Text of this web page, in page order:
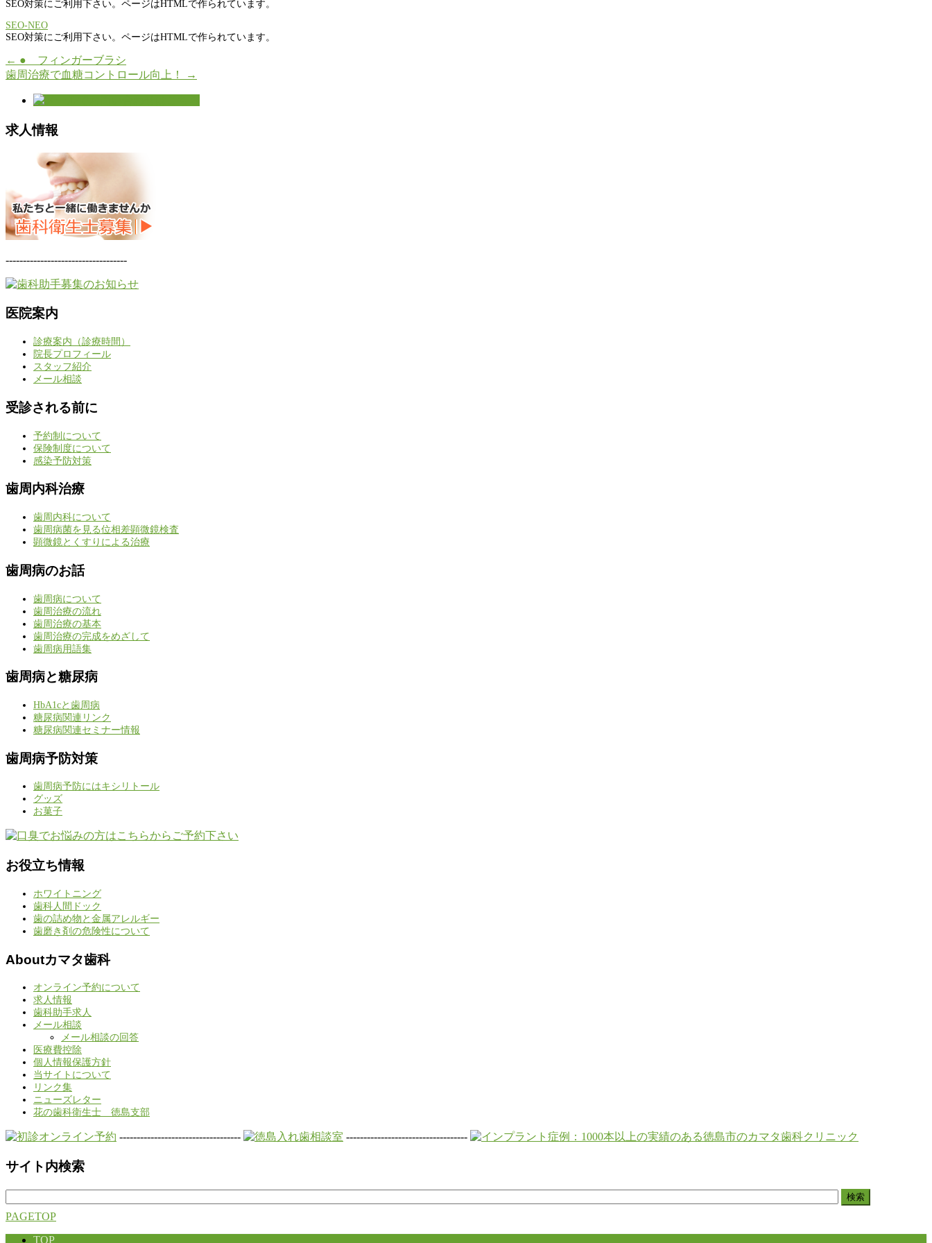
SEO対策にご利用下さい。ページはHTMLで作られています。
SEO-NEO
SEO対策にご利用下さい。ページはHTMLで作られています。
← ● フィンガーブラシ
歯周治療で血糖コントロール向上！
→
求人情報
-----------------------------------
医院案内
診療案内（診療時間）
院長プロフィール
スタッフ紹介
メール相談
受診される前に
予約制について
保険制度について
感染予防対策
歯周内科治療
歯周内科について
歯周病菌を見る位相差顕微鏡検査
顕微鏡とくすりによる治療
歯周病のお話
歯周病について
歯周治療の流れ
歯周治療の基本
歯周治療の完成をめざして
歯周病用語集
歯周病と糖尿病
HbA1cと歯周病
糖尿病関連リンク
糖尿病関連セミナー情報
歯周病予防対策
歯周病予防にはキシリトール
グッズ
お菓子
お役立ち情報
ホワイトニング
歯科人間ドック
歯の詰め物と金属アレルギー
歯磨き剤の危険性について
Aboutカマタ歯科
オンライン予約について
求人情報
歯科助手求人
メール相談
メール相談の回答
医療費控除
個人情報保護方針
当サイトについて
リンク集
ニューズレター
花の歯科衛生士 徳島支部
----------------------------------- -----------------------------------
サイト内検索
PAGETOP
TOP